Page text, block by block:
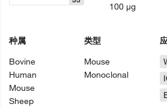
种属
Bovine
Human
Mouse
Sheep
类型
Mouse
Monoclonal
100 µg